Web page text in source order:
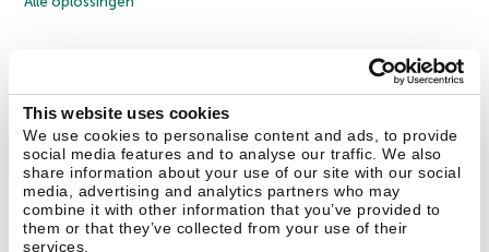
This website uses cookies
We use cookies to personalise content and ads, to provide
social media features and to analyse our traffic. We also
share information about your use of our site with our social
media, advertising and analytics partners who may
combine it with other information that you’ve provided to
them or that they’ve collected from your use of their
services.
Privacybeleid
Licentieovereenkomst B2B
Cookies
Contact Us Over ons Partners Blog Resource Center
Persberichten
Vertrouwen in Kaspersky
Securelist Eugene Personal Blog